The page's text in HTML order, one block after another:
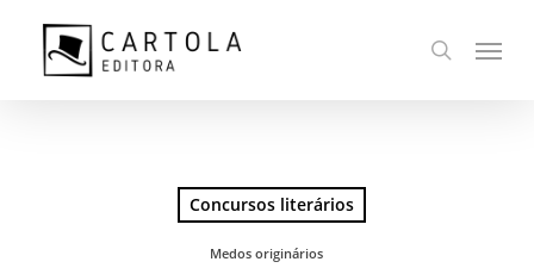
busca
Menu
Concursos literários
Medos originários